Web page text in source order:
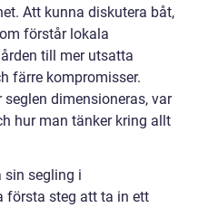
Att kunna diskutera båt,
förstår lokala
till mer utsatta
färre kompromisser.
dimensioneras, var
hur man tänker kring allt
sin segling i
första steg att ta in ett